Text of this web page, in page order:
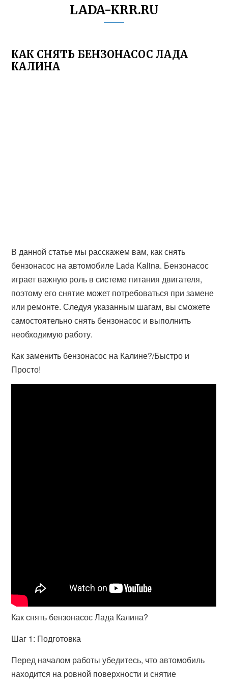
LADA-KRR.RU
КАК СНЯТЬ БЕНЗОНАСОС ЛАДА
КАЛИНА
В данной статье мы расскажем вам, как снять
бензонасос на автомобиле Lada Kalina. Бензонасос
играет важную роль в системе питания двигателя,
поэтому его снятие может потребоваться при замене
или ремонте. Следуя указанным шагам, вы сможете
самостоятельно снять бензонасос и выполнить
необходимую работу.
Как заменить бензонасос на Калине?/Быстро и
Просто!
Как снять бензонасос Лада Калина?
Шаг 1: Подготовка
Перед началом работы убедитесь, что автомобиль
находится на ровной поверхности и снятие